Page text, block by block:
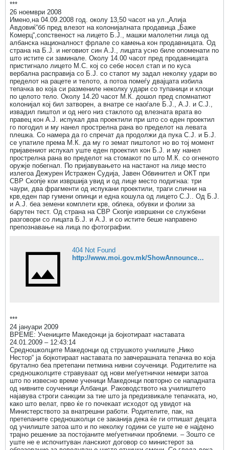
***
26 ноември 2008
Имено,на 04.09.2008 год. околу 13,50 часот на ул.„Алија
Авдовиќ“бб пред влезот на колонијалната продавица „Баже
Комерц“,сопственост на лицето Б.Ј., машки малолетни лица од
албанска националност фрлале со камења кон продавницата. Од
страна на Б.Ј. и неговиот син А.Ј., лицата усно биле опоменати по
што истите си заминале. Околу 14.00 часот пред продавницата
пристигнало лицето М.С. кој со себе носел стап и по куса
вербална расправија со Б.Ј. со стапот му задал неколку удари во
пределот на рацете и телото, а потоа помеѓу двајцата избила
тепачка во која си размениле неколку удари со тупаници и клоци
по целото тело. Околу 14.20 часот М.К. дошол пред спомнатиот
колонијал кој бил затворен, а внатре се наоѓале Б.Ј., А.Ј. и С.Ј.,
извадил пиштол и од него низ стаклото од влезната врата во
правец кон А.Ј. испукал два проектили при што со еден проектил
го погодил и му нанел прострелна рана во пределот на левата
плешка. Со намера да го спречат да продолжи да пука С.Ј. и Б.Ј.
се упатиле према М.К. да му го земат пиштолот но во тој момент
пријавениот испукал уште еден проектил кон Б.Ј. и му нанел
прострелна рана во пределот на стомакот по што М.К. со огненото
оружје побегнал. По пријавувањето на настанот на лице место
излегоа Дежурен Истражен Судија, Јавен Обвинител и ОКТ при
СВР Скопје кои извршија увид и од лице место подигнаа: три
чаури, два фрагменти од испукани проектили, траги слични на
крв,еден пар гумени опинци и една кошула од лицето С.Ј.. Од Б.Ј.
и А.Ј. беа земени комплети крв, облека, обувки и фолии за
барутен тест. Од страна на СВР Скопје извршени се службени
разговори со лицата Б.Ј. и А.Ј. и со истите беше направено
препознавање на лица по фотографии.
404 Not Found
http://www.moi.gov.mk/ShowAnnouncements.aspx?ItemID=6299&mid=1437&tabId=126&tabindex=0
***
24 јануари 2009
ВРЕМЕ: Учениците Македонци ја бојкотираат наставата
24.01.2009 – 12:43:14
Средношколците Македонци од струшкото училиште „Нико
Нестор“ ја бојкотираат наставата по завчерашната тепачка во која
брутално беа претепани петмина нивни соученици. Родителите на
средношколците стравуваат од нови меѓуетнички немири затоа
што по извесно време ученици Македонци повторно се нападната
од нивните соученици Албанци. Раководството на училиштето
најавува строги санкции за тие што ја предизвикале тепачката, но,
како што велат, прво ќе го почекаат исходот од увидот на
Министерството за внатрешни работи. Родителите, пак, на
претепаните средношколци се заканија дека ќе ги отпишат децата
од училиште затоа што и по неколку години се уште не е најдено
трајно решение за постојаните меѓуетнички проблеми. – Зошто се
уште не е испочитуван ланскиот договор со министерот за